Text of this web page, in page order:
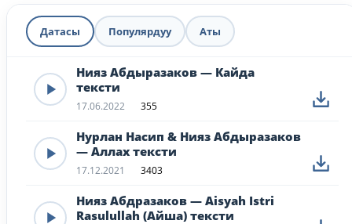
Датасы Популярдуу Аты
Нияз Абдыразаков — Кайда
тексти
17.06.2022 355
Нурлан Насип & Нияз Абдыразаков
— Аллах тексти
17.12.2021 3403
Нияз Абдразаков — Aisyah Istri
Rasulullah (Айша) тексти